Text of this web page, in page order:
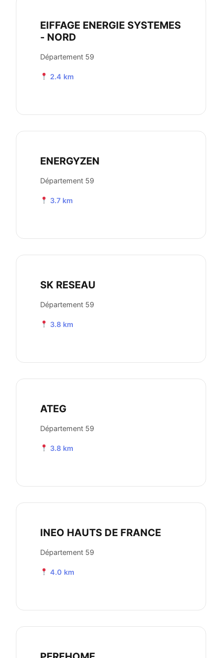
EIFFAGE ENERGIE SYSTEMES
- NORD
Département 59
2.4 km
ENERGYZEN
Département 59
3.7 km
SK RESEAU
Département 59
3.8 km
ATEG
Département 59
3.8 km
INEO HAUTS DE FRANCE
Département 59
4.0 km